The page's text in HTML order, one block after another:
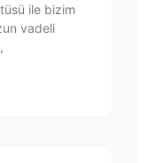
ile bizim
vadeli